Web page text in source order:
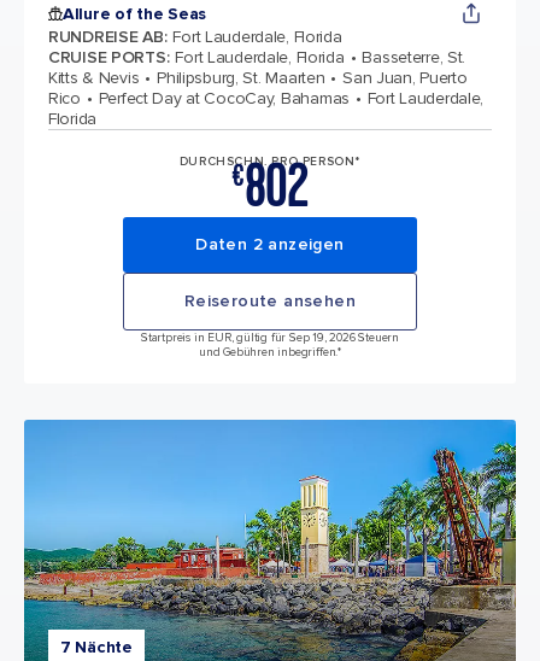
Allure of the Seas
RUNDREISE AB: Fort Lauderdale, Florida
CRUISE PORTS: Fort Lauderdale, Florida
Basseterre, St.
Kitts & Nevis
Philipsburg, St. Maarten
San Juan, Puerto
Rico
Perfect Day at CocoCay, Bahamas
Fort Lauderdale,
Florida
DURCHSCHN. PRO PERSON*
€802
Daten 2 anzeigen
Reiseroute ansehen
Startpreis in EUR, gültig für Sep 19, 2026 Steuern
und Gebühren inbegriffen.*
7 Nächte